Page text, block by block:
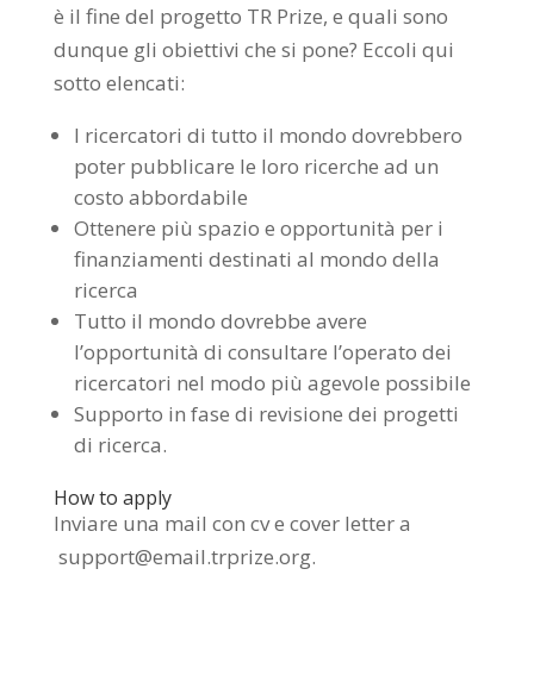
è il fine del progetto TR Prize, e quali sono
dunque gli obiettivi che si pone? Eccoli qui
sotto elencati:
I ricercatori di tutto il mondo dovrebbero
poter pubblicare le loro ricerche ad un
costo abbordabile
Ottenere più spazio e opportunità per i
finanziamenti destinati al mondo della
ricerca
Tutto il mondo dovrebbe avere
l’opportunità di consultare l’operato dei
ricercatori nel modo più agevole possibile
Supporto in fase di revisione dei progetti
di ricerca.
How to apply
Inviare una mail con cv e cover letter a
support@email.trprize.org.